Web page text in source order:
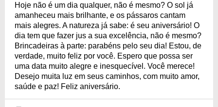
Hoje não é um dia qualquer, não é mesmo? O sol já
amanheceu mais brilhante, e os pássaros cantam
mais alegres. A natureza já sabe: é seu aniversário! O
dia tem que fazer jus a sua excelência, não é mesmo?
Brincadeiras à parte: parabéns pelo seu dia! Estou, de
verdade, muito feliz por você. Espero que possa ser
uma data muito alegre e inesquecível. Você merece!
Desejo muita luz em seus caminhos, com muito amor,
saúde e paz! Feliz aniversário.